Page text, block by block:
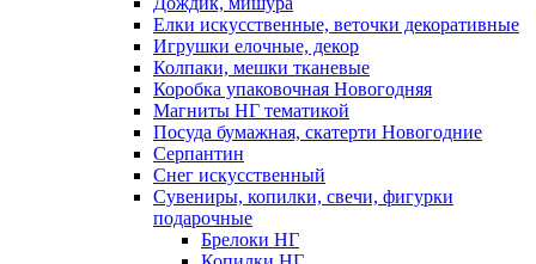
Елки искусственные, веточки декоративные
Игрушки елочные, декор
Колпаки, мешки тканевые
Коробка упаковочная Новогодняя
Магниты НГ тематикой
Посуда бумажная, скатерти Новогодние
Серпантин
Снег искусственный
Сувениры, копилки, свечи, фигурки
подарочные
Брелоки НГ